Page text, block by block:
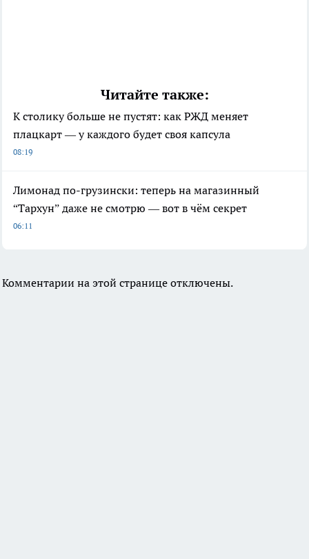
Читайте также:
К столику больше не пустят: как РЖД меняет
плацкарт — у каждого будет своя капсула
08:19
Лимонад по-грузински: теперь на магазинный
“Тархун” даже не смотрю — вот в чём секрет
06:11
Комментарии на этой странице отключены.